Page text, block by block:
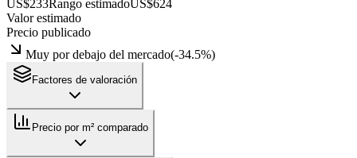
US$233Rango estimadoUS$624
Valor estimado
Precio publicado
Muy por debajo del mercado(-34.5%)
Factores de valoración
Precio por m² comparado